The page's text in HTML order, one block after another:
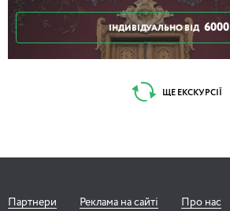
ІНДИВІДУАЛЬНО ВІД 6000
ЩЕ ЕКСКУРСІЇ
Партнери Реклама на сайті Про нас